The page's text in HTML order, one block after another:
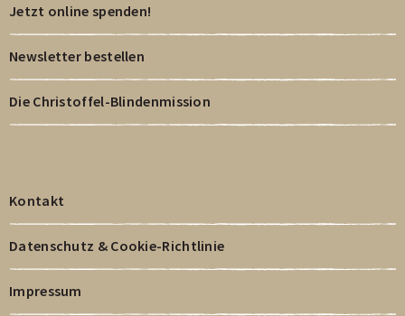
Jetzt online spenden!
Newsletter bestellen
Die Christoffel-Blindenmission
Kontakt
Datenschutz & Cookie-Richtlinie
Impressum